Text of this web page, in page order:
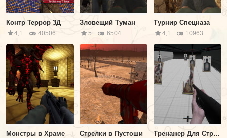
Контр Террор 3Д
4,1 40506
Зловещий Туман
5 6504
Турнир Спецназа
4,1 10963
Монстры в Храме Стрелки в Пустоши Тренажер Для Стрельбы